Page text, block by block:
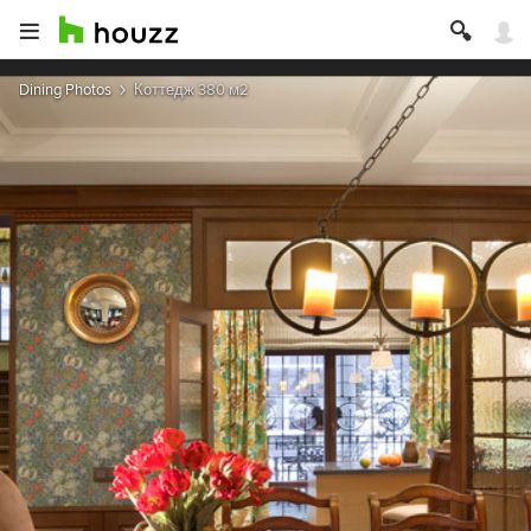
Dining Photos Коттедж 380 м2